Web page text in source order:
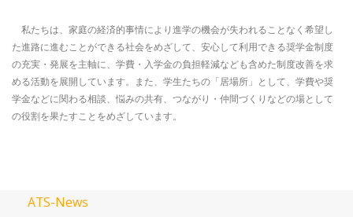
私たちは、家庭の経済的事情により進学の機会が失われることなく希望し
た進路に進むことができる社会をめざして、安心して利用できる奨学金制度
の充実・発展を主軸に、学費・入学金の負担軽減なども含めた制度改善を求
める活動を展開しています。また、学生たちの「居場所」として、学費や奨
学金などに関わる相談、悩みの共有、つながり・仲間づくりなどの場として
の役割を果たすことをめざしています。
ATS-News